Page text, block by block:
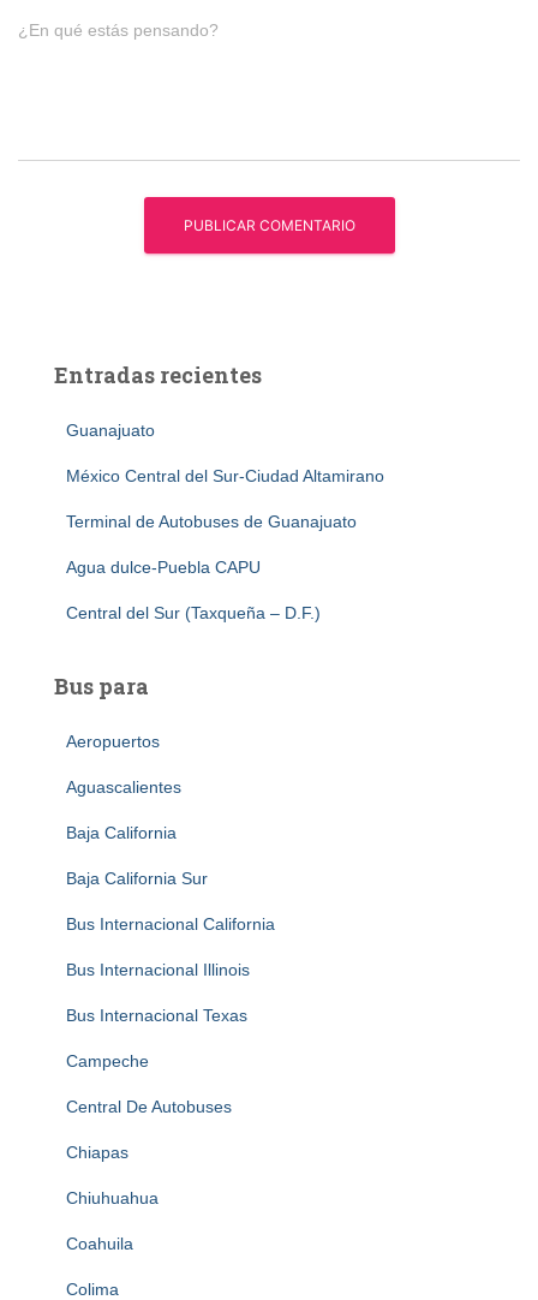
¿En qué estás pensando?
Entradas recientes
Guanajuato
México Central del Sur-Ciudad Altamirano
Terminal de Autobuses de Guanajuato
Agua dulce-Puebla CAPU
Central del Sur (Taxqueña – D.F.)
Bus para
Aeropuertos
Aguascalientes
Baja California
Baja California Sur
Bus Internacional California
Bus Internacional Illinois
Bus Internacional Texas
Campeche
Central De Autobuses
Chiapas
Chiuhuahua
Coahuila
Colima